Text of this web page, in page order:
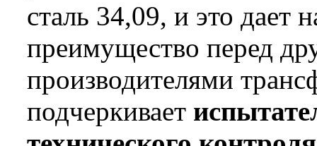
сталь 34,09, и это дает
преимущество перед
производителями
подчеркивает